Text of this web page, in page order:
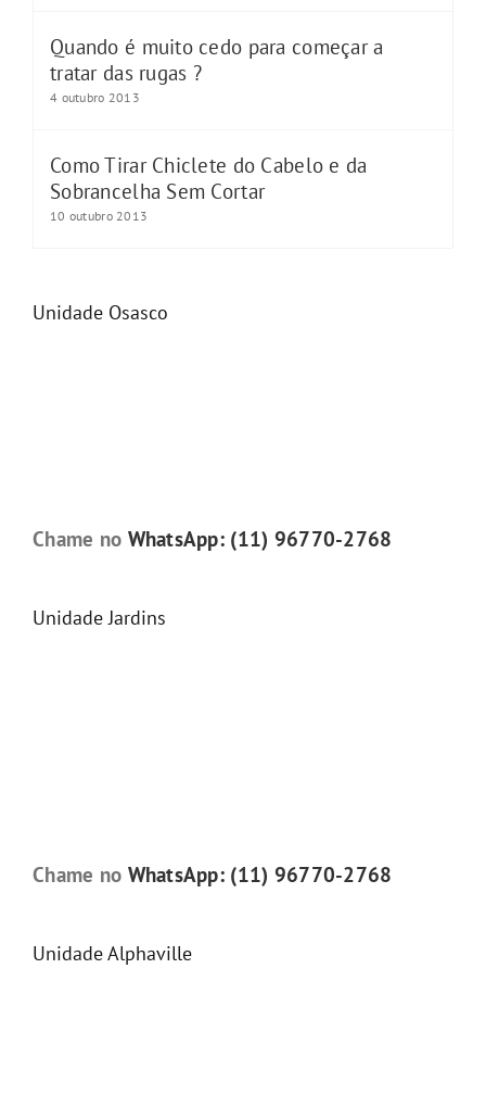
Quando é muito cedo para começar a
tratar das rugas ?
4 outubro 2013
Como Tirar Chiclete do Cabelo e da
Sobrancelha Sem Cortar
10 outubro 2013
Unidade Osasco
Chame no WhatsApp: (11) 96770-2768
Unidade Jardins
Chame no WhatsApp: (11) 96770-2768
Unidade Alphaville